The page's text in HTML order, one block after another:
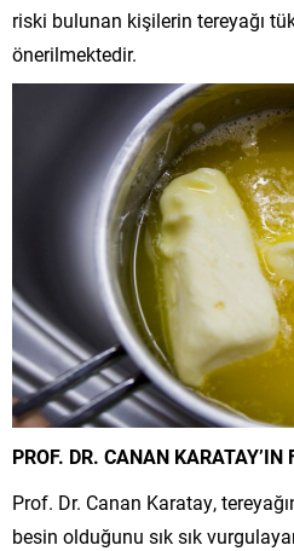
riski bulunan kişilerin tereyağı
önerilmektedir.
PROF. DR. CANAN KARATAY’IN
Prof. Dr. Canan Karatay,
besin olduğunu sık sık